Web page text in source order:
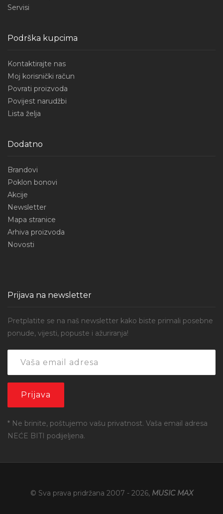
Servisi
Podrška kupcima
Kontaktirajte nas
Moj korisnički račun
Povrati proizvoda
Povijest narudžbi
Lista želja
Dodatno
Brandovi
Poklon bonovi
Akcije
Newsletter
Mapa stranice
Arhiva proizvoda
Novosti
Prijava na newsletter
Pretplatite se na naš newsletter kako biste primali posebne
ponude, vijesti, popuste i ažuriranja!
* Ne brinite, poštujemo vašu privatnost. Vaša email adresa
NEĆE BITI podijeljena.
© Sva prava pridržana 2007 - 2026, MUSIC MAX